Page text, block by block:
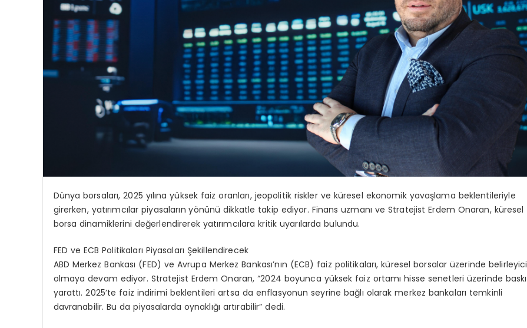
Dünya borsaları, 2025 yılına yüksek faiz oranları, jeopolitik riskler ve küresel ekonomik yavaşlama beklentileriyle
girerken, yatırımcılar piyasaların yönünü dikkatle takip ediyor. Finans uzmanı ve Stratejist Erdem Onaran, küresel
borsa dinamiklerini değerlendirerek yatırımcılara kritik uyarılarda bulundu.
FED ve ECB Politikaları Piyasaları Şekillendirecek
ABD Merkez Bankası (FED) ve Avrupa Merkez Bankası’nın (ECB) faiz politikaları, küresel borsalar üzerinde belirleyici
olmaya devam ediyor. Stratejist Erdem Onaran, “2024 boyunca yüksek faiz ortamı hisse senetleri üzerinde baskı
yarattı. 2025’te faiz indirimi beklentileri artsa da enflasyonun seyrine bağlı olarak merkez bankaları temkinli
davranabilir. Bu da piyasalarda oynaklığı artırabilir” dedi.